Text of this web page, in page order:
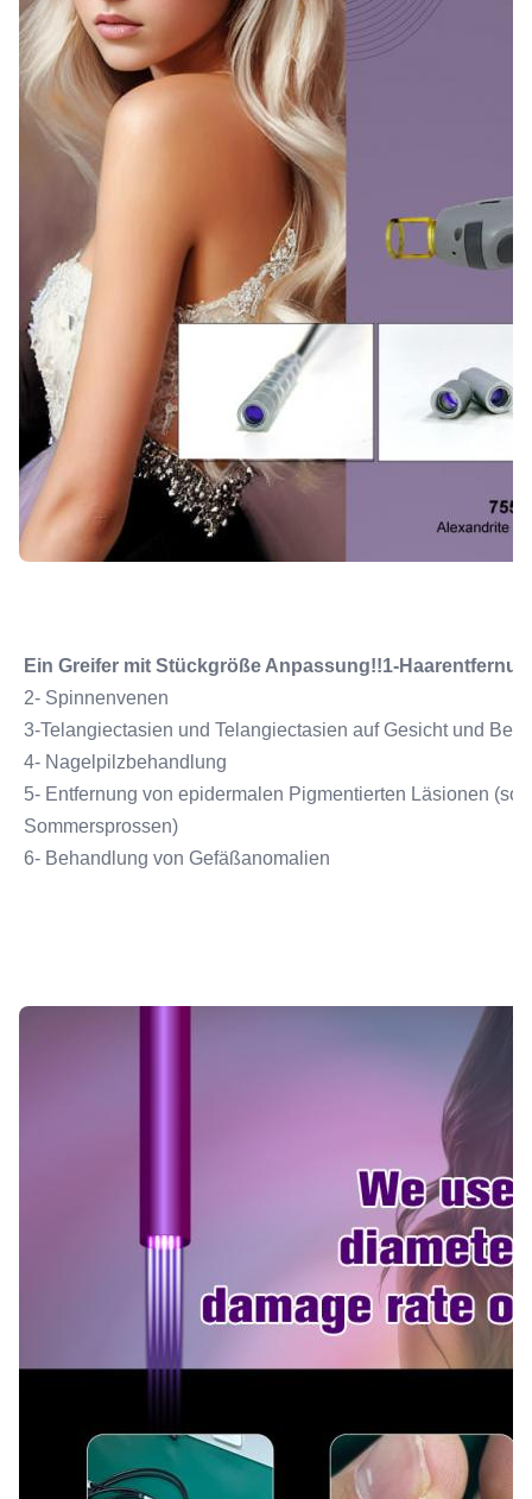
Ein Greifer mit Stückgröße Anpassung!!1-
2- Spinnenvenen
3-Telangiectasien und Telangiectasien auf Gesicht und
4- Nagelpilzbehandlung
5- Entfernung von epidermalen Pigmentierten Läsionen
Sommersprossen)
6- Behandlung von Gefäßanomalien